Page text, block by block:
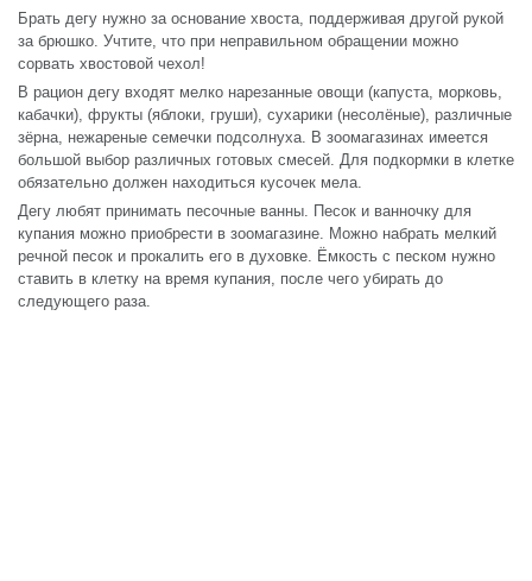
Брать дегу нужно за основание хвоста, поддерживая другой рукой
за брюшко. Учтите, что при неправильном обращении можно
сорвать хвостовой чехол!
В рацион дегу входят мелко нарезанные овощи (капуста, морковь,
кабачки), фрукты (яблоки, груши), сухарики (несолёные), различные
зёрна, нежареные семечки подсолнуха. В зоомагазинах имеется
большой выбор различных готовых смесей. Для подкормки в клетке
обязательно должен находиться кусочек мела.
Дегу любят принимать песочные ванны. Песок и ванночку для
купания можно приобрести в зоомагазине. Можно набрать мелкий
речной песок и прокалить его в духовке. Ёмкость с песком нужно
ставить в клетку на время купания, после чего убирать до
следующего раза.